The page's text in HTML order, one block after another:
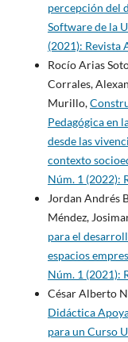
percepción del
Software de la
(2021): Revista
Rocío Arias
Corrales,
Murillo,
Pedagógica en
desde las
contexto
Núm. 1 (2022):
Jordan Andrés
Méndez,
para el
espacios
Núm. 1 (2021):
César Alberto
Didáctica
para un Curso